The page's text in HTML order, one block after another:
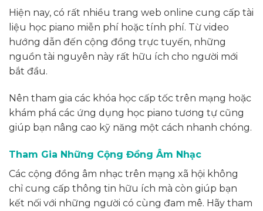
Hiện nay, có rất nhiều trang web online cung cấp tài
liệu học piano miễn phí hoặc tính phí. Từ video
hướng dẫn đến cộng đồng trực tuyến, những
nguồn tài nguyên này rất hữu ích cho người mới
bắt đầu.
Nên tham gia các khóa học cấp tốc trên mạng hoặc
khám phá các ứng dụng học piano tương tự cũng
giúp bạn nâng cao kỹ năng một cách nhanh chóng.
Tham Gia Những Cộng Đồng Âm Nhạc
Các cộng đồng âm nhạc trên mạng xã hội không
chỉ cung cấp thông tin hữu ích mà còn giúp bạn
kết nối với những người có cùng đam mê. Hãy tham